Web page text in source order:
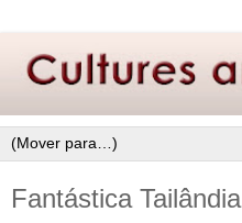
Fantástica Tailândia